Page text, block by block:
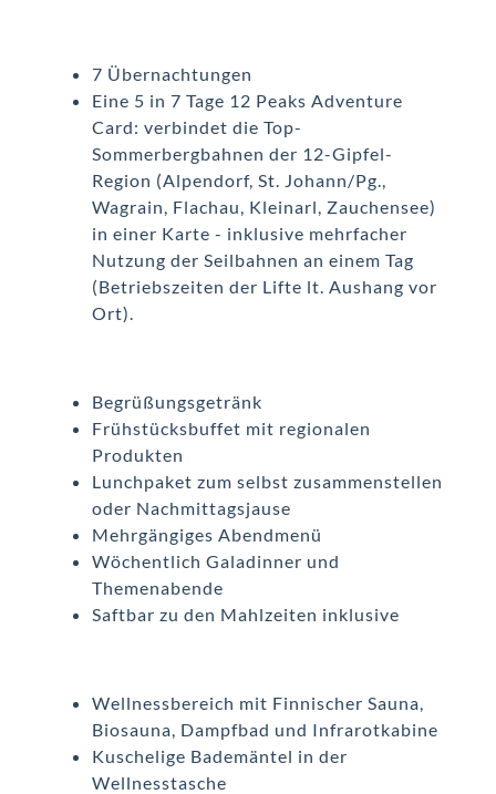
7 Übernachtungen
Eine 5 in 7 Tage 12 Peaks Adventure
Card: verbindet die Top-
Sommerbergbahnen der 12-Gipfel-
Region (Alpendorf, St. Johann/Pg.,
Wagrain, Flachau, Kleinarl, Zauchensee)
in einer Karte - inklusive mehrfacher
Nutzung der Seilbahnen an einem Tag
(Betriebszeiten der Lifte lt. Aushang vor
Ort).
Begrüßungsgetränk
Frühstücksbuffet mit regionalen
Produkten
Lunchpaket zum selbst zusammenstellen
oder Nachmittagsjause
Mehrgängiges Abendmenü
Wöchentlich Galadinner und
Themenabende
Saftbar zu den Mahlzeiten inklusive
Wellnessbereich mit Finnischer Sauna,
Biosauna, Dampfbad und Infrarotkabine
Kuschelige Bademäntel in der
Wellnesstasche